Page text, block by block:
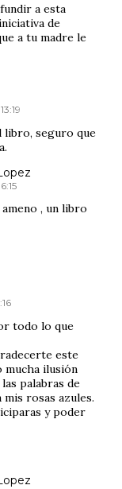
a esta
de
a tu madre le
libro, seguro que
, un libro
todo lo que
este
mucha ilusión
palabras de
mis rosas azules.
y poder